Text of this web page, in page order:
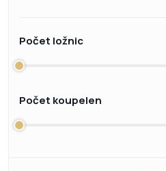
Počet ložnic
Počet koupelen